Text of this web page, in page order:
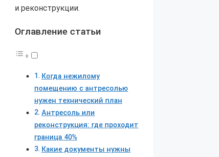
и реконструкции.
Оглавление статьи
Когда нежилому
помещению с антресолью
нужен технический план
Антресоль или
реконструкция: где проходит
граница 40%
Какие документы нужны